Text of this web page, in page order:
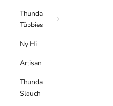
Thunda
Tūbbies
Ny Hi
Artisan
Thunda
Slouch